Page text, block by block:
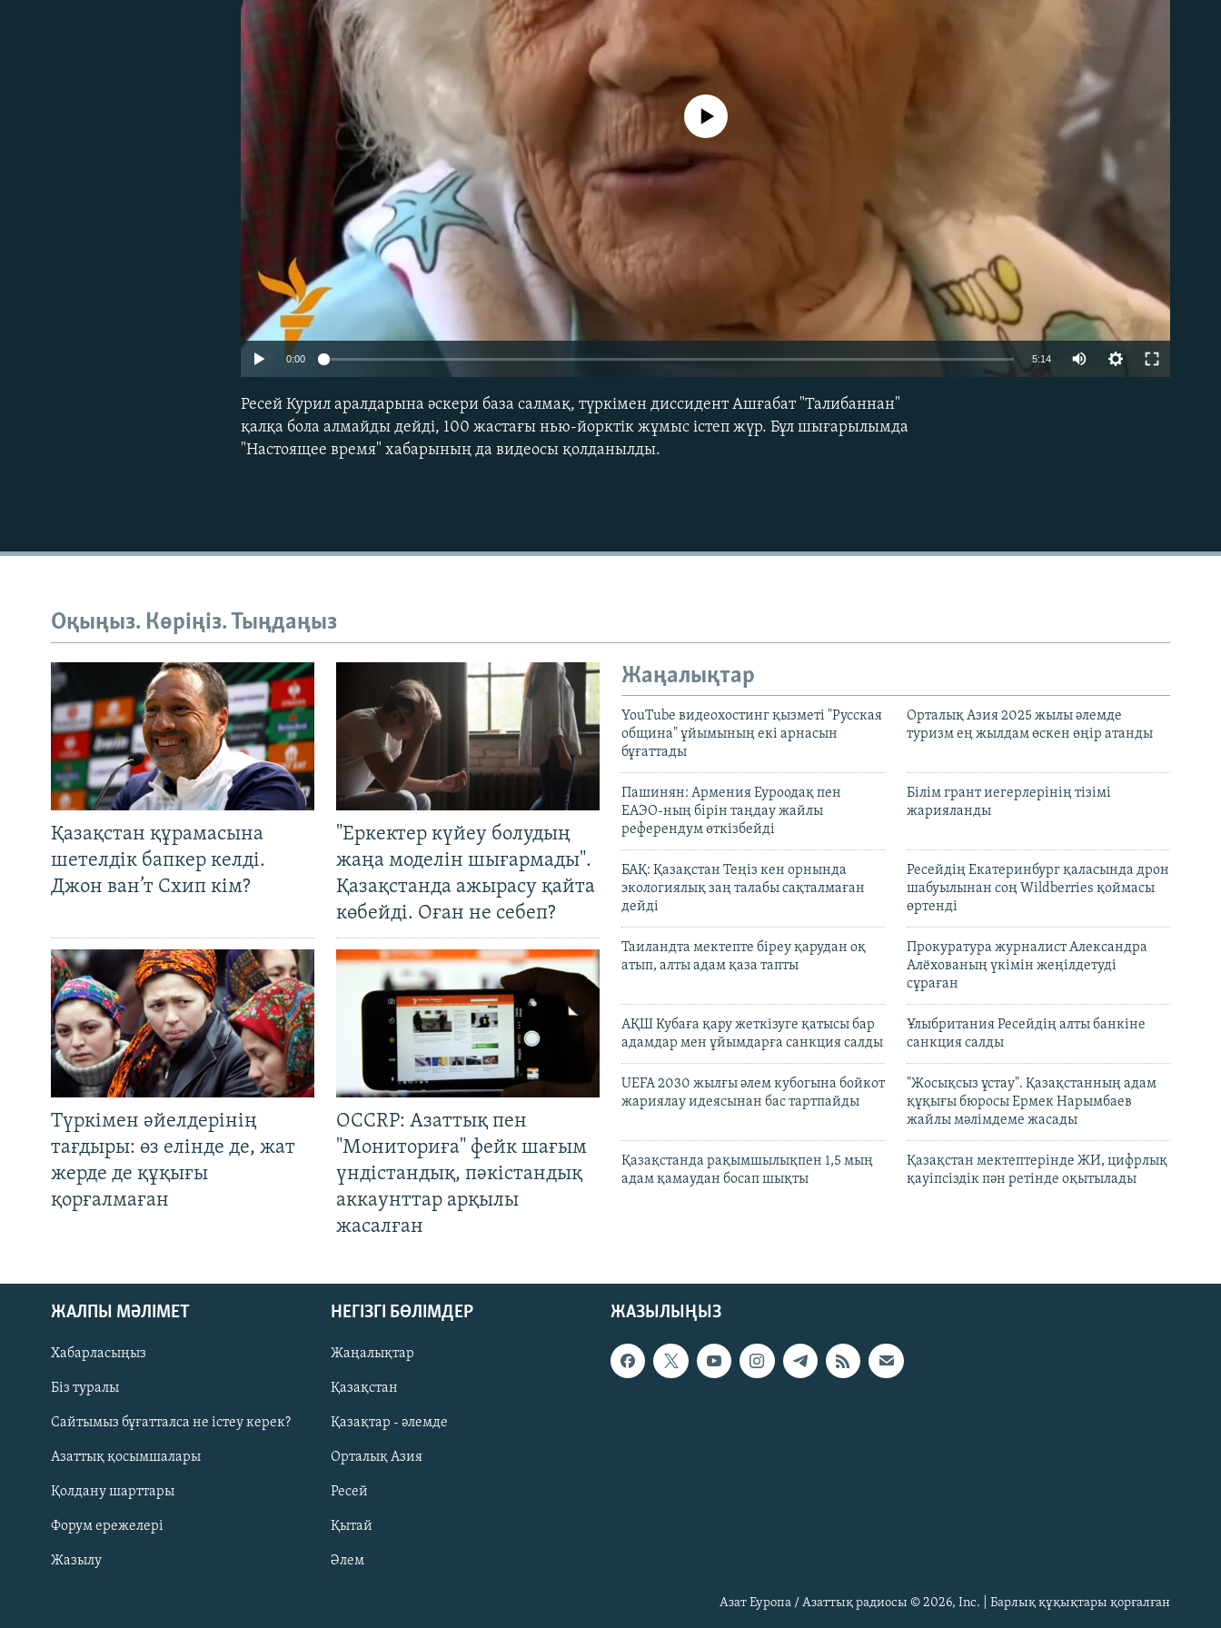
Русский
ЖАЗЫЛЫҢЫЗ
No media source currently available
0:00 5:14
Ресей Курил аралдарына әскери база салмақ, түркімен диссидент Ашғабат "Талибаннан"
қалқа бола алмайды дейді, 100 жастағы нью-йорктік жұмыс істеп жүр. Бұл шығарылымда
"Настоящее время" хабарының да видеосы қолданылды.
Оқыңыз. Көріңіз. Тыңдаңыз
Қазақстан құрамасына
шетелдік бапкер келді.
Джон ван’т Схип кім?
"Еркектер күйеу болудың
жаңа моделін шығармады".
Қазақстанда ажырасу қайта
көбейді. Оған не себеп?
Түркімен әйелдерінің
тағдыры: өз елінде де, жат
жерде де құқығы
қорғалмаған
OCCRP: Азаттық пен
"Мониториға" фейк шағым
үндістандық, пәкістандық
аккаунттар арқылы
жасалған
Жаңалықтар
YouTube видеохостинг қызметі "Русская
община" ұйымының екі арнасын
бұғаттады
Орталық Азия 2025 жылы әлемде
туризм ең жылдам өскен өңір атанды
Пашинян: Армения Еуроодақ пен
ЕАЭО-ның бірін таңдау жайлы
референдум өткізбейді
Білім грант иегерлерінің тізімі
жарияланды
БАҚ: Қазақстан Теңіз кен орнында
экологиялық заң талабы сақталмаған
дейді
Ресейдің Екатеринбург қаласында дрон
шабуылынан соң Wildberries қоймасы
өртенді
Таиландта мектепте біреу қарудан оқ
атып, алты адам қаза тапты
Прокуратура журналист Александра
Алёхованың үкімін жеңілдетуді
сұраған
АҚШ Кубаға қару жеткізуге қатысы бар
адамдар мен ұйымдарға санкция салды
Ұлыбритания Ресейдің алты банкіне
санкция салды
UEFA 2030 жылғы әлем кубогына бойкот
жариялау идеясынан бас тартпайды
"Жосықсыз ұстау". Қазақстанның адам
құқығы бюросы Ермек Нарымбаев
жайлы мәлімдеме жасады
Қазақстанда рақымшылықпен 1,5 мың
адам қамаудан босап шықты
Қазақстан мектептерінде ЖИ, цифрлық
қауіпсіздік пән ретінде оқытылады
ЖАЗЫЛЫҢЫЗ
ЖАЛПЫ МӘЛІМЕТ
Хабарласыңыз
Біз туралы
Сайтымыз бұғатталса не істеу керек?
Азаттық қосымшалары
Қолдану шарттары
Форум ережелері
Жазылу
НЕГІЗГІ БӨЛІМДЕР
Жаңалықтар
Қазақстан
Қазақтар - әлемде
Орталық Азия
Ресей
Қытай
Әлем
Азат Еуропа / Азаттық радиосы © 2026, Inc. | Барлық құқықтары қорғалған